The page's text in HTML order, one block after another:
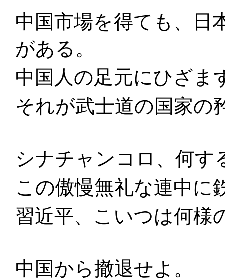
中国市場を得ても、日
がある。
中国人の足元にひざま
それが武士道の国家の
シナチャンコロ、何す
この傲慢無礼な連中に
習近平、こいつは何様
中国から撤退せよ。